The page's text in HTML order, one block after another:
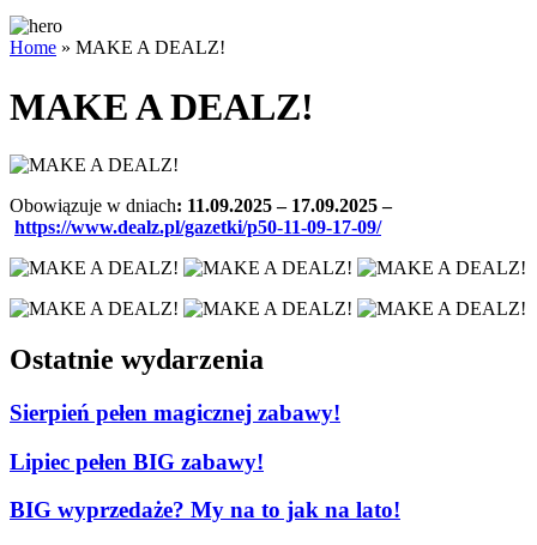
Home » MAKE A DEALZ!
MAKE A DEALZ!
Obowiązuje w dniach: 11.09.2025 – 17.09.2025 –
https://www.dealz.pl/gazetki/p50-11-09-17-09/
Ostatnie wydarzenia
Sierpień pełen magicznej zabawy!
Lipiec pełen BIG zabawy!
BIG wyprzedaże? My na to jak na lato!